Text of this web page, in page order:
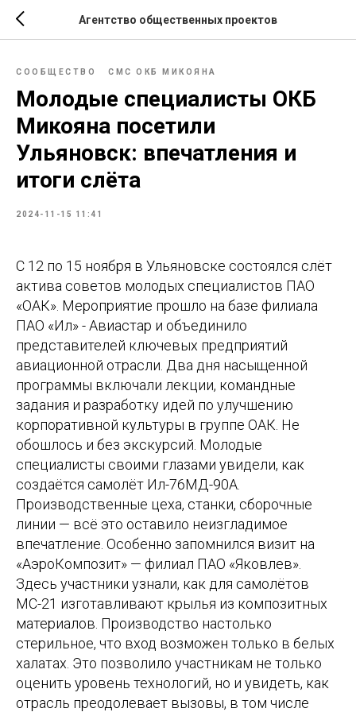
Агентство общественных проектов
СООБЩЕСТВО СМС ОКБ МИКОЯНА
Молодые специалисты ОКБ
Микояна посетили
Ульяновск: впечатления и
итоги слёта
2024-11-15 11:41
С 12 по 15 ноября в Ульяновске состоялся слёт
актива советов молодых специалистов ПАО
«ОАК». Мероприятие прошло на базе филиала
ПАО «Ил» - Авиастар и объединило
представителей ключевых предприятий
авиационной отрасли. Два дня насыщенной
программы включали лекции, командные
задания и разработку идей по улучшению
корпоративной культуры в группе ОАК. Не
обошлось и без экскурсий. Молодые
специалисты своими глазами увидели, как
создаётся самолёт Ил-76МД-90А.
Производственные цеха, станки, сборочные
линии — всё это оставило неизгладимое
впечатление. Особенно запомнился визит на
«АэроКомпозит» — филиал ПАО «Яковлев».
Здесь участники узнали, как для самолётов
МС-21 изготавливают крылья из композитных
материалов. Производство настолько
стерильное, что вход возможен только в белых
халатах. Это позволило участникам не только
оценить уровень технологий, но и увидеть, как
отрасль преодолевает вызовы, в том числе